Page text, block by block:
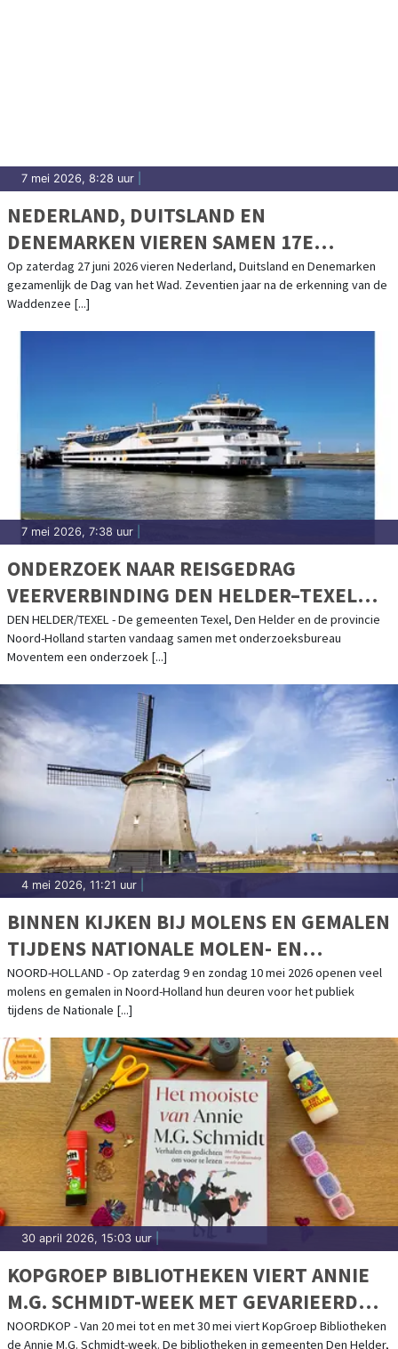
7 mei 2026, 8:28 uur
NEDERLAND, DUITSLAND EN
DENEMARKEN VIEREN SAMEN 17E
VERJAARDAG UNESCO WERELDERFGOED
WADDENZEE
Op zaterdag 27 juni 2026 vieren Nederland, Duitsland en Denemarken
gezamenlijk de Dag van het Wad. Zeventien jaar na de erkenning van de
Waddenzee [...]
7 mei 2026, 7:38 uur
ONDERZOEK NAAR REISGEDRAG
VEERVERBINDING DEN HELDER–TEXEL
VAN START
DEN HELDER/TEXEL - De gemeenten Texel, Den Helder en de provincie
Noord-Holland starten vandaag samen met onderzoeksbureau
Moventem een onderzoek [...]
4 mei 2026, 11:21 uur
BINNEN KIJKEN BIJ MOLENS EN GEMALEN
TIJDENS NATIONALE MOLEN- EN
GEMALENDAG
NOORD-HOLLAND - Op zaterdag 9 en zondag 10 mei 2026 openen veel
molens en gemalen in Noord-Holland hun deuren voor het publiek
tijdens de Nationale [...]
30 april 2026, 15:03 uur
KOPGROEP BIBLIOTHEKEN VIERT ANNIE
M.G. SCHMIDT-WEEK MET GEVARIEERD
ACTIVITEITENPROGRAMMA
NOORDKOP - Van 20 mei tot en met 30 mei viert KopGroep Bibliotheken
de Annie M.G. Schmidt-week. De bibliotheken in gemeenten Den Helder,